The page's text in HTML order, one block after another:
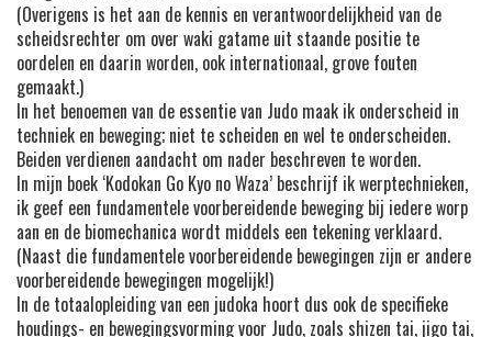
(Overigens is het aan de kennis en verantwoordelijkheid van de
scheidsrechter om over waki gatame uit staande positie te
oordelen en daarin worden, ook internationaal, grove fouten
gemaakt.)
In het benoemen van de essentie van Judo maak ik onderscheid in
techniek en beweging; niet te scheiden en wel te onderscheiden.
Beiden verdienen aandacht om nader beschreven te worden.
In mijn boek ‘Kodokan Go Kyo no Waza’ beschrijf ik werptechnieken,
ik geef een fundamentele voorbereidende beweging bij iedere worp
aan en de biomechanica wordt middels een tekening verklaard.
(Naast die fundamentele voorbereidende bewegingen zijn er andere
voorbereidende bewegingen mogelijk!)
In de totaalopleiding van een judoka hoort dus ook de specifieke
houdings- en bewegingsvorming voor Judo, zoals shizen tai, jigo tai,